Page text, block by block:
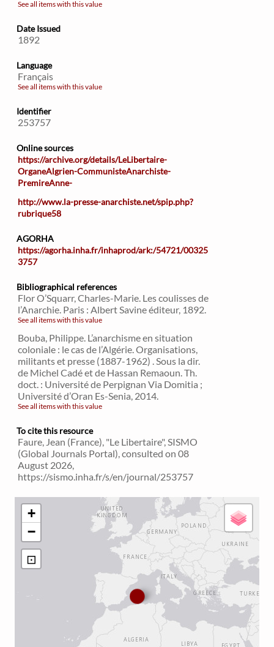
See all items with this value
Date Issued
1892
Language
Français
See all items with this value
Identifier
253757
Online sources
https://archive.org/details/LeLibertaire-
OrganeAlgrien-CommunisteAnarchiste-
PremireAnne-
http://www.la-presse-anarchiste.net/spip.php?
rubrique58
AGORHA
https://agorha.inha.fr/inhaprod/ark:/54721/00325
3757
Bibliographical references
Flor O’Squarr, Charles-Marie. Les coulisses de
l’Anarchie. Paris : Albert Savine éditeur, 1892.
See all items with this value
Bouba, Philippe. L’anarchisme en situation
coloniale : le cas de l’Algérie. Organisations,
militants et presse (1887-1962) . Sous la dir.
de Michel Cadé et de Hassan Remaoun. Th.
doct. : Université de Perpignan Via Domitia ;
Université d’Oran Es-Senia, 2014.
See all items with this value
To cite this resource
Faure, Jean (France), "Le Libertaire", SISMO
(Global Journals Portal), consulted on 08
August 2026,
https://sismo.inha.fr/s/en/journal/253757
+
−
⊡